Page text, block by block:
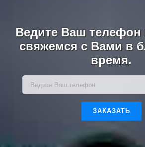
Ведите Ваш
свяжемся с Вами в
время.